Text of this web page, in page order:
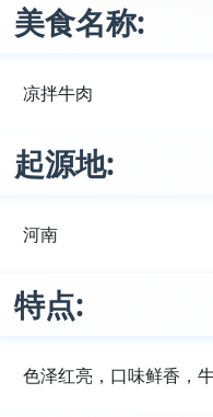
美食名称:
凉拌牛肉
起源地:
河南
特点:
色泽红亮，口味鲜香，